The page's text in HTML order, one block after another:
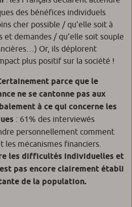
des bénéfices individuels
cher possible / qu’elle soit à
et demandes / qu’elle soit souple
Or, ils déplorent
plus positif sur la société !
parce que le
ne se cantonne pas aux
à ce qui concerne les
: 61% des interviewés
personnellement comment
les mécanismes financiers.
les difficultés individuelles et
pas encore clairement établi
de la population.